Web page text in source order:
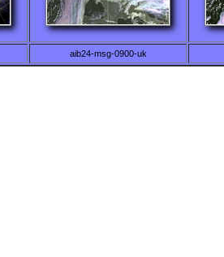
aib24-msg-0900-uk